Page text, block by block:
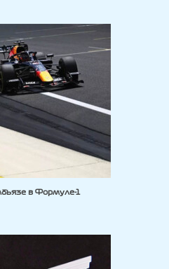
в Формуле-1